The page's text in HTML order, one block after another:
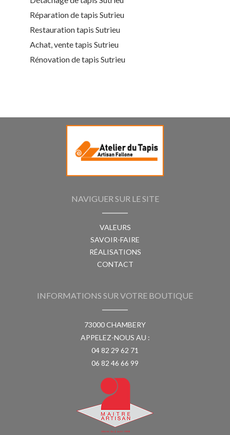
Réparation de tapis Sutrieu
Restauration tapis Sutrieu
Achat, vente tapis Sutrieu
Rénovation de tapis Sutrieu
NAVIGUER SUR LE SITE
VALEURS
SAVOIR-FAIRE
RÉALISATIONS
CONTACT
INFORMATIONS SUR VOTRE BOUTIQUE
73000 CHAMBERY
APPELEZ-NOUS AU :
04 82 29 62 71
06 82 46 66 99